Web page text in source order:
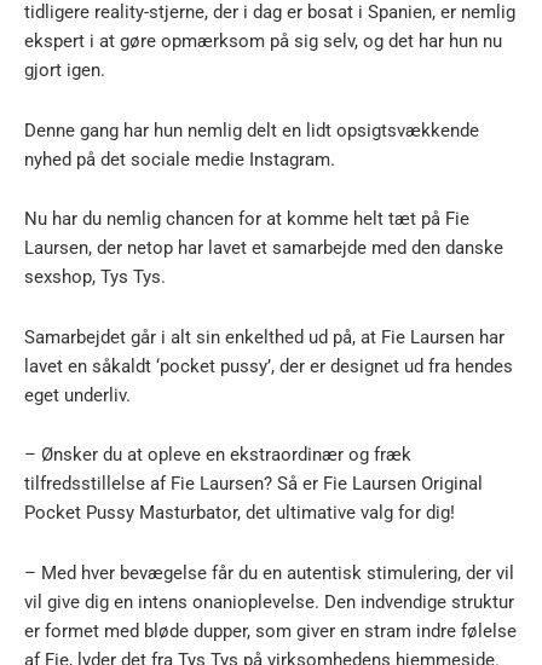
tidligere reality-stjerne, der i dag er bosat i Spanien, er nemlig
ekspert i at gøre opmærksom på sig selv, og det har hun nu
gjort igen.
Denne gang har hun nemlig delt en lidt opsigtsvækkende
nyhed på det sociale medie Instagram.
Nu har du nemlig chancen for at komme helt tæt på Fie
Laursen, der netop har lavet et samarbejde med den danske
sexshop, Tys Tys.
Samarbejdet går i alt sin enkelthed ud på, at Fie Laursen har
lavet en såkaldt ‘pocket pussy’, der er designet ud fra hendes
eget underliv.
– Ønsker du at opleve en ekstraordinær og fræk
tilfredsstillelse af Fie Laursen? Så er Fie Laursen Original
Pocket Pussy Masturbator, det ultimative valg for dig!
– Med hver bevægelse får du en autentisk stimulering, der vil
vil give dig en intens onanioplevelse. Den indvendige struktur
er formet med bløde dupper, som giver en stram indre følelse
af Fie, lyder det fra Tys Tys på virksomhedens hjemmeside.